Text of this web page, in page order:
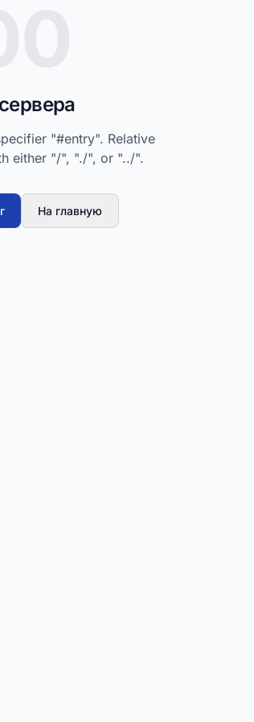
"#entry". Relative
either "/", "./", or "../".
На главную